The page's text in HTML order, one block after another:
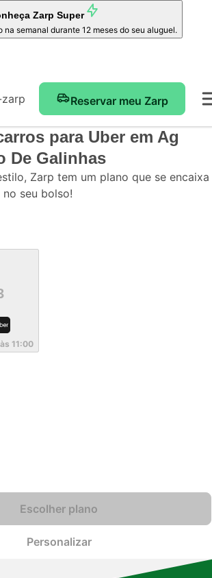
Zarp Super
na semanal durante 12 meses do seu aluguel.
Reservar meu Zarp
para Uber em Ag
De Galinhas
Zarp tem um plano que se encaixa
seu bolso!
11:00
Escolher plano
Personalizar